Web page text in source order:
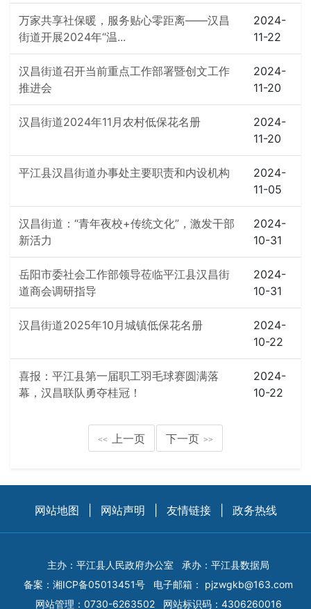
万家共享社保暖，服务贴心零距离——汉昌
街道开展2024年“温...
2024-
11-22
汉昌街道召开当前重点工作部署暨创文工作
推进会
2024-
11-20
汉昌街道2024年11月农村低保花名册
2024-
11-20
平江县汉昌街道办事处主要职责和内设机构
2024-
11-05
汉昌街道：“青年夜校+传统文化”，激发干部
新活力
2024-
10-31
岳阳市委社会工作部领导莅临平江县汉昌街
道商会调研指导
2024-
10-31
汉昌街道2025年10月城镇低保花名册
2024-
10-22
喜报：平江县第一届职工羽毛球赛圆满落
幕，汉昌联队勇夺桂冠！
2024-
10-22
<< 上一页 下一页 >>
网站地图 网站声明 友情链接 政务热线
主办：平江县人民政府办公室
承办：平江县数据局
备案： 湘ICP备05013451号 电子邮箱： pjzwgkb@163.com
网站管理：0730-6263502
网站标识码：4306260016